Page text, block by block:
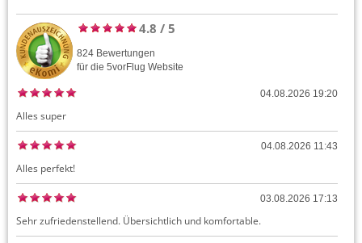
4.8 / 5
824 Bewertungen
für die 5vorFlug Website
04.08.2026 19:20
Alles super
04.08.2026 11:43
Alles perfekt!
03.08.2026 17:13
Sehr zufriedenstellend. Übersichtlich und komfortable.